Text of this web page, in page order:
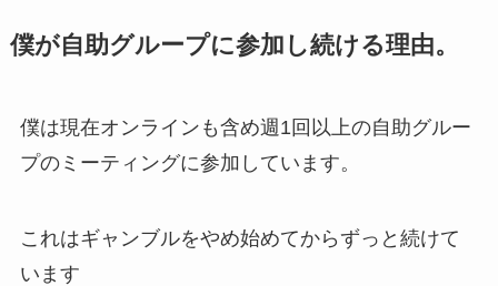
僕が自助グループに参加し続ける理由。
僕は現在オンラインも含め週1回以上の自助グルー
プのミーティングに参加しています。
これはギャンブルをやめ始めてからずっと続けて
います